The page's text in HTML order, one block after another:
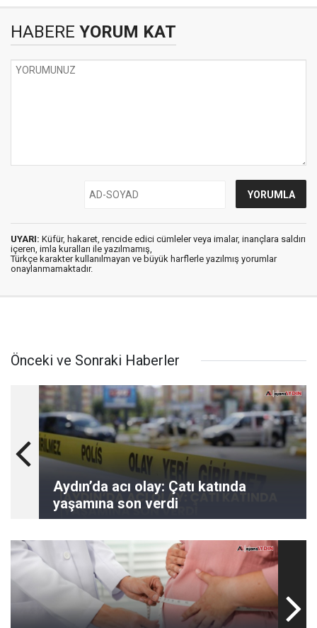
HABERE YORUM KAT
UYARI: Küfür, hakaret, rencide edici cümleler veya imalar, inançlara saldırı
içeren, imla kuralları ile yazılmamış,
Türkçe karakter kullanılmayan ve büyük harflerle yazılmış yorumlar
onaylanmamaktadır.
Önceki ve Sonraki Haberler
Aydın’da acı olay: Çatı katında
yaşamına son verdi